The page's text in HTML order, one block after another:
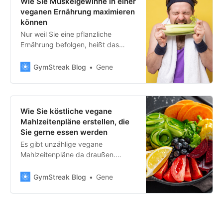
veganen Ernährung maximieren
können
Nur weil Sie eine pflanzliche
Ernährung befolgen, heißt das
verzichten müssen. Finden Sie
auf einer veganen Ernährung
aufbauen können.
GymStreak Blog Gene
Wie Sie köstliche vegane
Mahlzeitenpläne erstellen, die
Sie gerne essen werden
Es gibt unzählige vegane
Mahlzeitenpläne da draußen.
Rezepte auf Ihre einzigartigen
Lassen Sie uns das ändern.
GymStreak Blog Gene